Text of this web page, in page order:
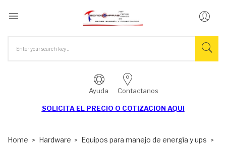

Ayuda Contactanos
SOLICITA EL PRECIO O COTIZACION AQUI
Home Hardware
Equipos para manejo de energía y ups